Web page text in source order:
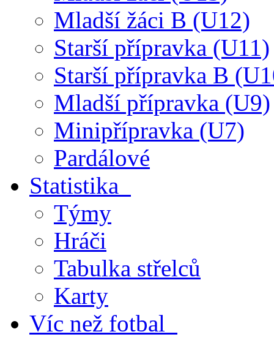
Mladší žáci B (U12)
Starší přípravka (U11)
Starší přípravka B
Mladší přípravka (U9)
Minipřípravka (U7)
Pardálové
Statistika
Týmy
Hráči
Tabulka střelců
Karty
Víc než fotbal